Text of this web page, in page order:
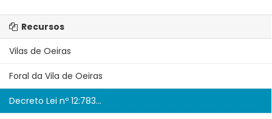
Recursos
Vilas de Oeiras
Foral da Vila de Oeiras
Decreto Lei nº 12:783...